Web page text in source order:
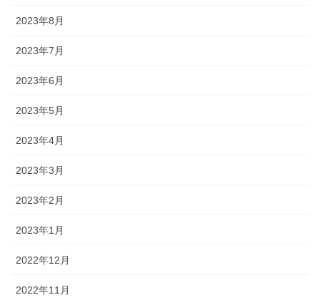
2023年8月
2023年7月
2023年6月
2023年5月
2023年4月
2023年3月
2023年2月
2023年1月
2022年12月
2022年11月